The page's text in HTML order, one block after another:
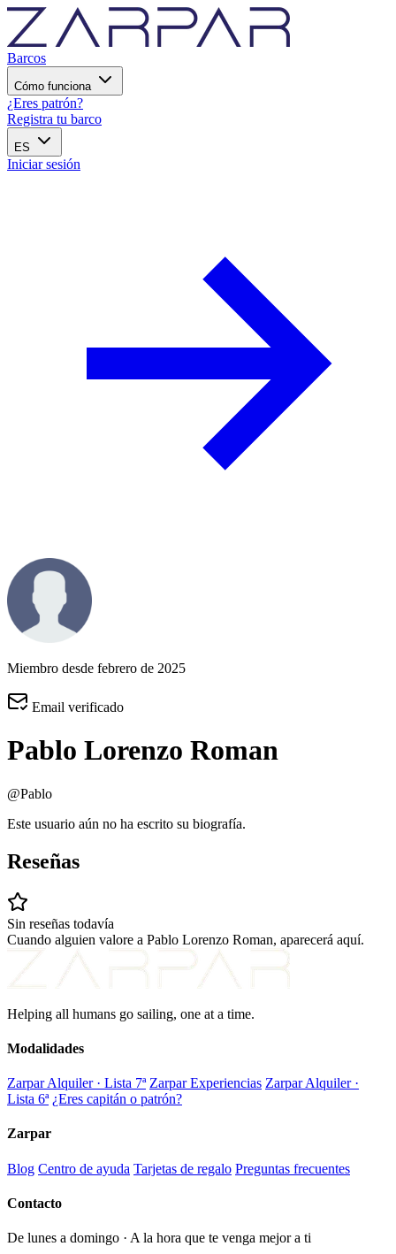
Barcos
Cómo funciona
¿Eres patrón?
Registra tu barco
ES
Iniciar sesión
Miembro desde febrero de 2025
Email verificado
Pablo Lorenzo Roman
@Pablo
Este usuario aún no ha escrito su biografía.
Reseñas
Sin reseñas todavía
Cuando alguien valore a Pablo Lorenzo Roman, aparecerá aquí.
Helping all humans go sailing, one at a time.
Modalidades
Zarpar Alquiler · Lista 7ª Zarpar Experiencias Zarpar Alquiler ·
Lista 6ª ¿Eres capitán o patrón?
Zarpar
Blog Centro de ayuda Tarjetas de regalo Preguntas frecuentes
Contacto
De lunes a domingo · A la hora que te venga mejor a ti